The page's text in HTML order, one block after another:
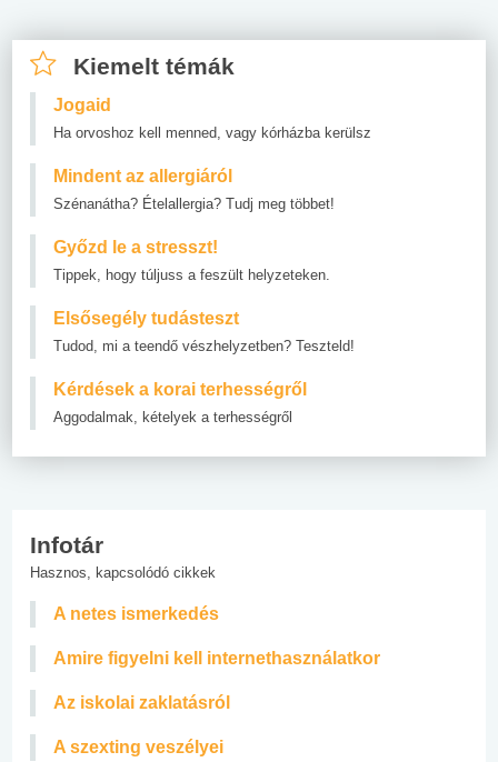
Kiemelt témák
Jogaid
Ha orvoshoz kell menned, vagy kórházba kerülsz
Mindent az allergiáról
Szénanátha? Ételallergia? Tudj meg többet!
Győzd le a stresszt!
Tippek, hogy túljuss a feszült helyzeteken.
Elsősegély tudásteszt
Tudod, mi a teendő vészhelyzetben? Teszteld!
Kérdések a korai terhességről
Aggodalmak, kételyek a terhességről
Infotár
Hasznos, kapcsolódó cikkek
A netes ismerkedés
Amire figyelni kell internethasználatkor
Az iskolai zaklatásról
A szexting veszélyei